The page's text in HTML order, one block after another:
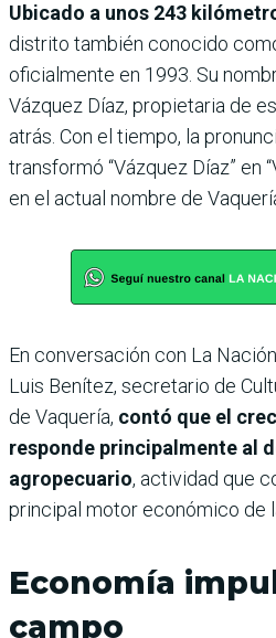
Ubicado a unos 243
distrito también conocido
oficialmente en 1993. Su
Vázquez Díaz, propietaria de
atrás. Con el tiempo, la
transformó “Vázquez Díaz” en
en el actual nombre de
En conversación con La
Luis Benítez, secretario de
de Vaquería, contó que el
responde principalmente al
agropecuario, actividad que
principal motor económico de
Economía
campo